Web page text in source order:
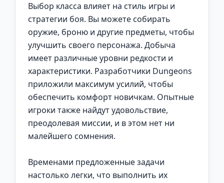
Выбор класса влияет на стиль игры и
стратегии боя. Вы можете собирать
оружие, броню и другие предметы, чтобы
улучшить своего персонажа. Добыча
имеет различные уровни редкости и
характеристики. Разработчики Dungeons
приложили максимум усилий, чтобы
обеспечить комфорт новичкам. Опытные
игроки также найдут удовольствие,
преодолевая миссии, и в этом нет ни
малейшего сомнения.
Временами предложенные задачи
настолько легки, что выполнить их